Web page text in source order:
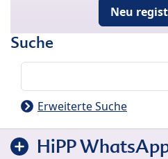
Neu
Suche
Erweiterte Suche
HiPP